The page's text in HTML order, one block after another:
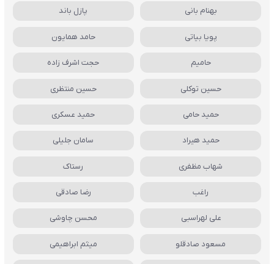
بهنام بانی پازل باند
پویا بیاتی حامد همایون
حامیم حجت اشرف زاده
حسین توکلی حسین منتظری
حمید حامی حمید عسکری
حمید هیراد سامان جلیلی
شهاب مظفری رستاک
راغب رضا صادقی
علی لهراسبی محسن چاوشی
مسعود صادقلو میثم ابراهیمی